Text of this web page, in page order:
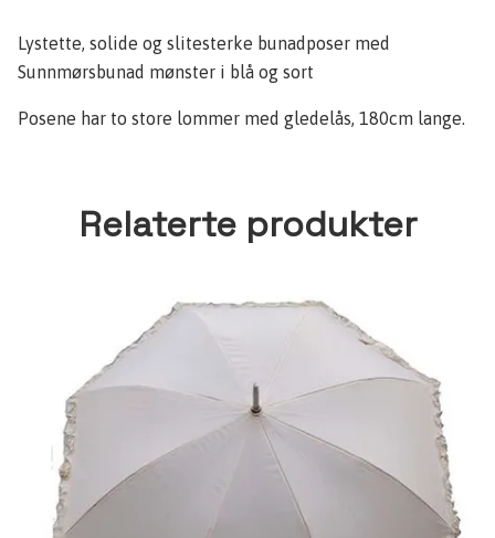
Lystette, solide og slitesterke bunadposer med
Sunnmørsbunad mønster i blå og sort
Posene har to store lommer med gledelås, 180cm lange.
Relaterte produkter